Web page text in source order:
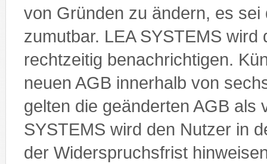
von Gründen zu ändern, es
zumutbar. LEA SYSTEMS
rechtzeitig benachrichtigen.
neuen AGB innerhalb von
gelten die geänderten AGB als
SYSTEMS wird den Nutzer in
der Widerspruchsfrist